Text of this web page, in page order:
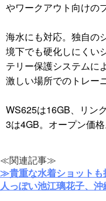
やワークアウト向けの
海水にも対応。独自の
境下でも硬化しにくい
テリー保護システムに
激しい場所でのトレー
WS625は16GB、リン
3は4GB。オープン価格
≪関連記事≫
≫貴重な水着ショットも
人っぽい池江璃花子、